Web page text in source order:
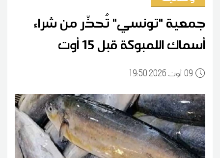
جمعية "تونسي" تُحذّر من شراء
أسماك اللمبوكة قبل 15 أوت
0919:50 2026 أوت